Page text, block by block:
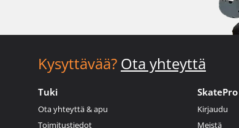
Kysyttävää? Ota yhteyttä
Tuki
Ota yhteyttä & apu
Toimitustiedot
SkatePro
Kirjaudu
Meistä